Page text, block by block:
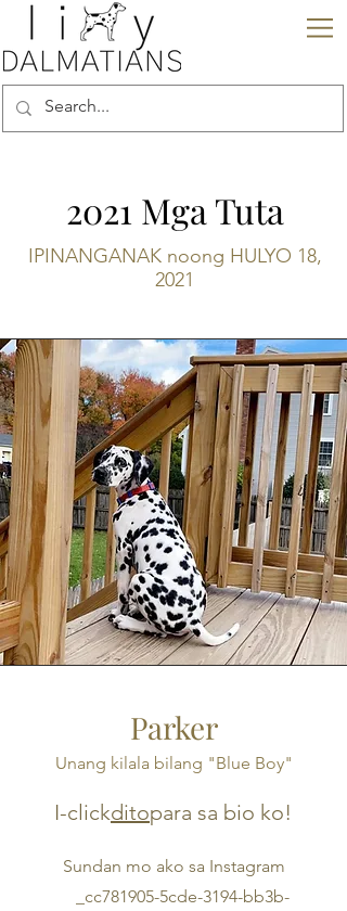
2021 Mga Tuta
IPINANGANAK noong HULYO 18,
2021
Parker
Unang kilala bilang "Blue Boy"
I-clickditopara sa bio ko!
Sundan mo ako sa Instagram
_cc781905-5cde-3194-bb3b-